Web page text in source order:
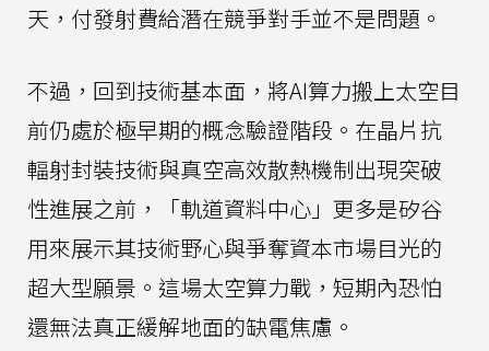
天，付發射費給潛在競爭對手並不是問題。
不過，回到技術基本面，將AI算力搬上太空目
前仍處於極早期的概念驗證階段。在晶片抗
輻射封裝技術與真空高效散熱機制出現突破
性進展之前，「軌道資料中心」更多是矽谷
用來展示其技術野心與爭奪資本市場目光的
超大型願景。這場太空算力戰，短期內恐怕
還無法真正緩解地面的缺電焦慮。